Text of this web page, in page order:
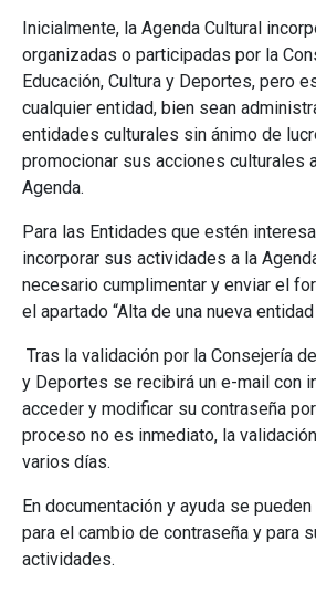
Inicialmente, la Agenda Cultural
organizadas o participadas por la
Educación, Cultura y Deportes, pero
cualquier entidad, bien sean
entidades culturales sin ánimo de
promocionar sus acciones culturales
Agenda.
Para las Entidades que estén
incorporar sus actividades a la
necesario cumplimentar y enviar el
el apartado “Alta de una nueva
Tras la validación por la Consejería
y Deportes se recibirá un e-mail con
acceder y modificar su contraseña
proceso no es inmediato, la
varios días.
En documentación y ayuda se
para el cambio de contraseña y para
actividades.